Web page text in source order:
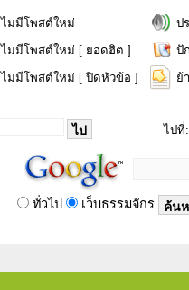
ไม่มีโพสต์ใหม่
ป
ไม่มีโพสต์ใหม่ [ ยอดฮิต ]
ปั
ไม่มีโพสต์ใหม่ [ ปิดหัวข้อ ] ย้
ไปที่:
ทั่วไป เว็บธรรมจักร